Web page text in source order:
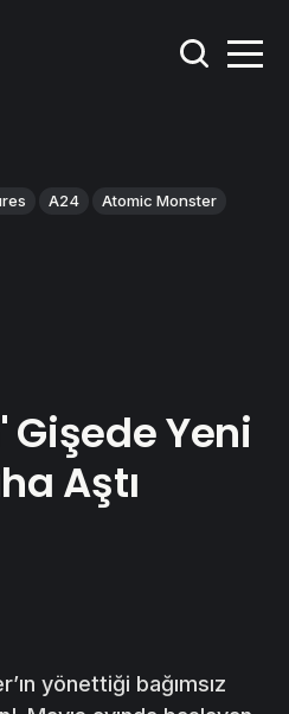
A24
Atomic Monster
Gişede Yeni
Aştı
yönettiği bağımsız